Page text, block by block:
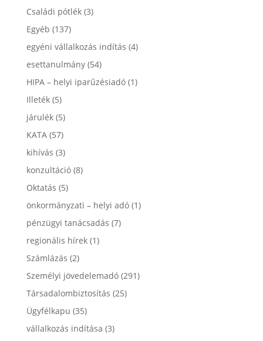
Családi pótlék(3)
Egyéb (137)
egyéni vállalkozás indítás (4)
esettanulmány(54)
HIPA – helyi iparűzésiadó(1)
Illeték(5)
járulék(5)
KATA(57)
kihívás (3)
konzultáció(8)
Oktatás (5)
önkormányzati – helyi adó(1)
pénzügyi tanácsadás (7)
regionális hírek(1)
Számlázás (2)
Személyi jövedelemadó(291)
Társadalombiztosítás (25)
Ügyfélkapu (35)
vállalkozás indítása (3)